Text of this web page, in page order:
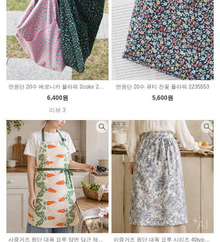
6,400원
리뷰 3
면원단 20수 큐티 잔꽃 플라워 2235553
5,600원